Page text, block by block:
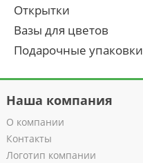
Открытки
Вазы для цветов
Подарочные упаковки
Наша компания
О компании
Контакты
Логотип компании